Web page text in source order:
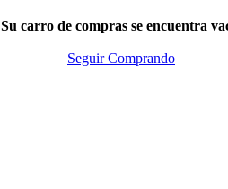
Su carro de compras se encuentra
Seguir Comprando